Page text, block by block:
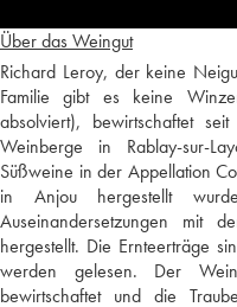
Über das Weingut
Richard Leroy, der keine
Familie gibt es keine
absolviert), bewirtschaftet
Weinberge in Rablay-sur-
Süßweine in der Appellation
in Anjou hergestellt
Auseinandersetzungen
hergestellt. Die Ernteerträge
werden gelesen. Der
bewirtschaftet und die